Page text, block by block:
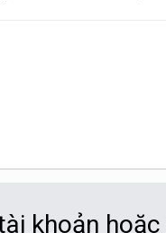
khoản